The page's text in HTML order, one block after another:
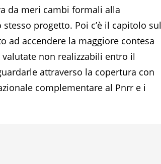
da meri cambi formali alla
progetto. Poi c’è il capitolo sul
ad accendere la maggiore contesa
non realizzabili entro il
attraverso la copertura con
complementare al Pnrr e i